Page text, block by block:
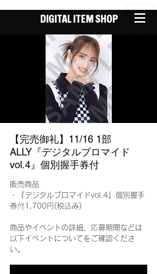
DIGITAL ITEM SHOP
【完売御礼】11/16 1部
ALLY『デジタルブロマイド
vol.4』個別握手券付
販売商品
・『デジタルブロマイドvol.4』個別握手
券付1,700円(税込み)
商品やイベントの詳細、応募期間などは
以下イベントについてをご確認くださ
い。